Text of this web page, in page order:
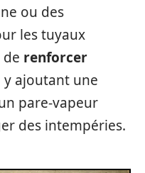
ou des
les tuyaux
renforcer
y ajoutant une
pare-vapeur
des intempéries.